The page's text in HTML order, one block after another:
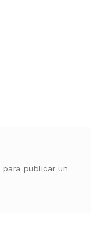
para publicar un